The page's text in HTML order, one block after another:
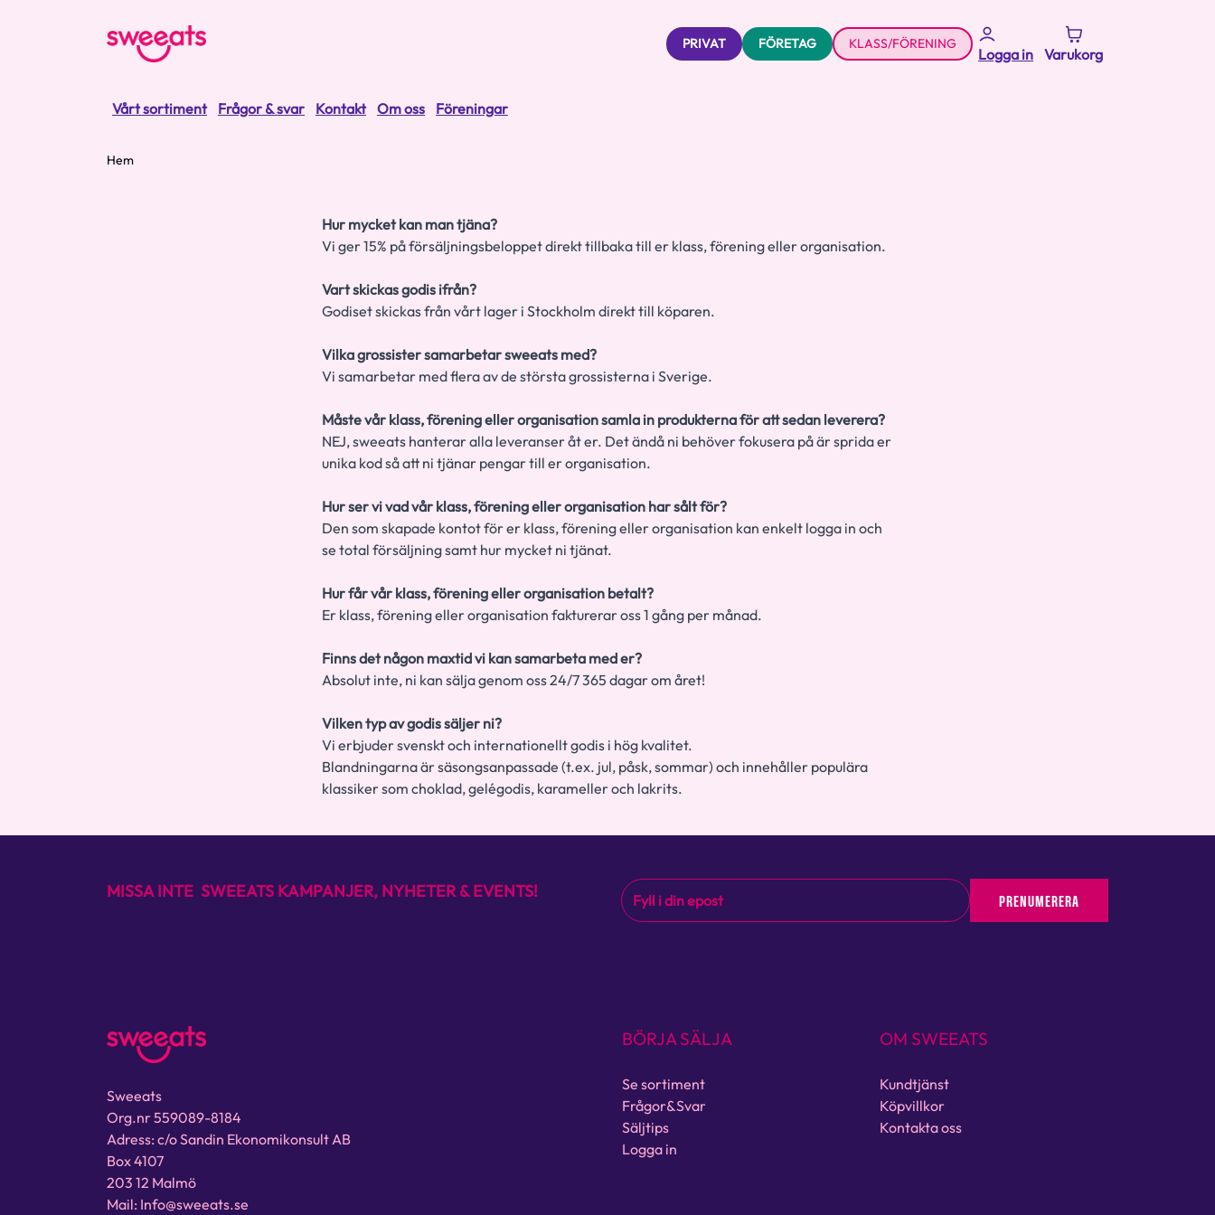
PRIVAT FÖRETAG KLASS/FÖRENING
Logga in Varukorg
Vårt sortiment Frågor & svar Kontakt Om oss Föreningar
Hem
Hur mycket kan man tjäna?
Vi ger 15% på försäljningsbeloppet direkt tillbaka till er klass, förening eller organisation.
Vart skickas godis ifrån?
Godiset skickas från vårt lager i Stockholm direkt till köparen.
Vilka grossister samarbetar sweeats med?
Vi samarbetar med flera av de största grossisterna i Sverige.
Måste vår klass, förening eller organisation samla in produkterna för att sedan leverera?
NEJ, sweeats hanterar alla leveranser åt er. Det ändå ni behöver fokusera på är sprida er
unika kod så att ni tjänar pengar till er organisation.
Hur ser vi vad vår klass, förening eller organisation har sålt för?
Den som skapade kontot för er klass, förening eller organisation kan enkelt logga in och
se total försäljning samt hur mycket ni tjänat.
Hur får vår klass, förening eller organisation betalt?
Er klass, förening eller organisation fakturerar oss 1 gång per månad.
Finns det någon maxtid vi kan samarbeta med er?
Absolut inte, ni kan sälja genom oss 24/7 365 dagar om året!
Vilken typ av godis säljer ni?
Vi erbjuder svenskt och internationellt godis i hög kvalitet.
Blandningarna är säsongsanpassade (t.ex. jul, påsk, sommar) och innehåller populära
klassiker som choklad, gelégodis, karameller och lakrits.
MISSA INTE SWEEATS KAMPANJER, NYHETER & EVENTS! PRENUMERERA
Sweeats
Org.nr 559089-8184
Adress: c/o Sandin Ekonomikonsult AB
Box 4107
203 12 Malmö
Mail: Info@sweeats.se
BÖRJA SÄLJA
Se sortiment
Frågor&Svar
Säljtips
Logga in
OM SWEEATS
Kundtjänst
Köpvillkor
Kontakta oss